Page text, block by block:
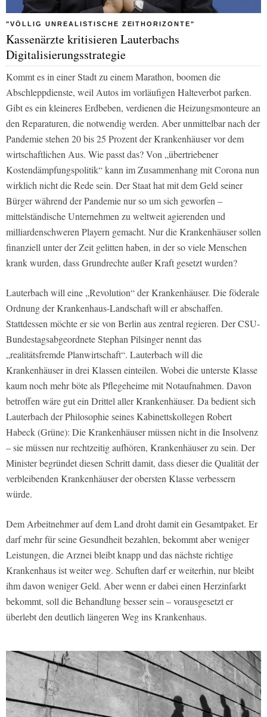
"VÖLLIG UNREALISTISCHE ZEITHORIZONTE"
Kassenärzte kritisieren Lauterbachs
Digitalisierungsstrategie
Kommt es in einer Stadt zu einem Marathon, boomen die
Abschleppdienste, weil Autos im vorläufigen Halteverbot parken.
Gibt es ein kleineres Erdbeben, verdienen die Heizungsmonteure an
den Reparaturen, die notwendig werden. Aber unmittelbar nach der
Pandemie stehen 20 bis 25 Prozent der Krankenhäuser vor dem
wirtschaftlichen Aus. Wie passt das? Von „übertriebener
Kostendämpfungspolitik“ kann im Zusammenhang mit Corona nun
wirklich nicht die Rede sein. Der Staat hat mit dem Geld seiner
Bürger während der Pandemie nur so um sich geworfen –
mittelständische Unternehmen zu weltweit agierenden und
milliardenschweren Playern gemacht. Nur die Krankenhäuser sollen
finanziell unter der Zeit gelitten haben, in der so viele Menschen
krank wurden, dass Grundrechte außer Kraft gesetzt wurden?
Lauterbach will eine „Revolution“ der Krankenhäuser. Die föderale
Ordnung der Krankenhaus-Landschaft will er abschaffen.
Stattdessen möchte er sie von Berlin aus zentral regieren. Der CSU-
Bundestagsabgeordnete Stephan Pilsinger nennt das
„realitätsfremde Planwirtschaft“. Lauterbach will die
Krankenhäuser in drei Klassen einteilen. Wobei die unterste Klasse
kaum noch mehr böte als Pflegeheime mit Notaufnahmen. Davon
betroffen wäre gut ein Drittel aller Krankenhäuser. Da bedient sich
Lauterbach der Philosophie seines Kabinettskollegen Robert
Habeck (Grüne): Die Krankenhäuser müssen nicht in die Insolvenz
– sie müssen nur rechtzeitig aufhören, Krankenhäuser zu sein. Der
Minister begründet diesen Schritt damit, dass dieser die Qualität der
verbleibenden Krankenhäuser der obersten Klasse verbessern
würde.
Dem Arbeitnehmer auf dem Land droht damit ein Gesamtpaket. Er
darf mehr für seine Gesundheit bezahlen, bekommt aber weniger
Leistungen, die Arznei bleibt knapp und das nächste richtige
Krankenhaus ist weiter weg. Schuften darf er weiterhin, nur bleibt
ihm davon weniger Geld. Aber wenn er dabei einen Herzinfarkt
bekommt, soll die Behandlung besser sein – vorausgesetzt er
überlebt den deutlich längeren Weg ins Krankenhaus.